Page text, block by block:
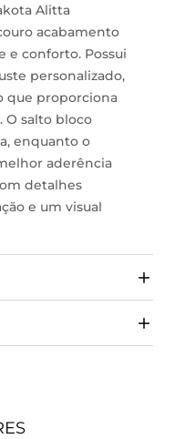
Alitta
acabamento
e conforto. Possui
personalizado,
que proporciona
O salto bloco
enquanto o
aderência
detalhes
e um visual